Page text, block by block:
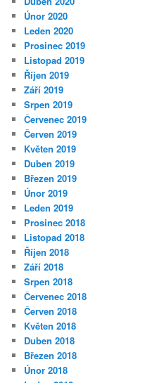
Únor 2020
Leden 2020
Prosinec 2019
Listopad 2019
Říjen 2019
Září 2019
Srpen 2019
Červenec 2019
Červen 2019
Květen 2019
Duben 2019
Březen 2019
Únor 2019
Leden 2019
Prosinec 2018
Listopad 2018
Říjen 2018
Září 2018
Srpen 2018
Červenec 2018
Červen 2018
Květen 2018
Duben 2018
Březen 2018
Únor 2018